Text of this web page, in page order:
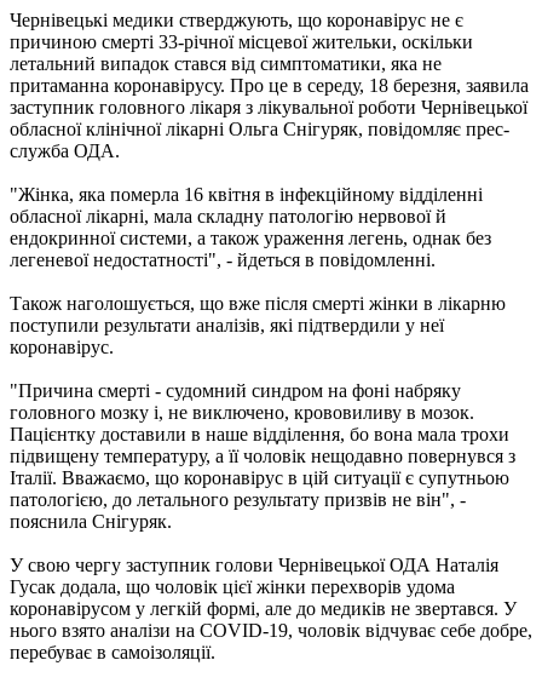
Чернівецькі медики стверджують, що коронавірус не є
причиною смерті 33-річної місцевої жительки, оскільки
летальний випадок стався від симптоматики, яка не
притаманна коронавірусу. Про це в середу, 18 березня, заявила
заступник головного лікаря з лікувальної роботи Чернівецької
обласної клінічної лікарні Ольга Снігуряк, повідомляє прес-
служба ОДА.
"Жінка, яка померла 16 квітня в інфекційному відділенні
обласної лікарні, мала складну патологію нервової й
ендокринної системи, а також ураження легень, однак без
легеневої недостатності", - йдеться в повідомленні.
Також наголошується, що вже після смерті жінки в лікарню
поступили результати аналізів, які підтвердили у неї
коронавірус.
"Причина смерті - судомний синдром на фоні набряку
головного мозку і, не виключено, крововиливу в мозок.
Пацієнтку доставили в наше відділення, бо вона мала трохи
підвищену температуру, а її чоловік нещодавно повернувся з
Італії. Вважаємо, що коронавірус в цій ситуації є супутньою
патологією, до летального результату призвів не він", -
пояснила Снігуряк.
У свою чергу заступник голови Чернівецької ОДА Наталія
Гусак додала, що чоловік цієї жінки перехворів удома
коронавірусом у легкій формі, але до медиків не звертався. У
нього взято аналізи на COVID-19, чоловік відчуває себе добре,
перебуває в самоізоляції.